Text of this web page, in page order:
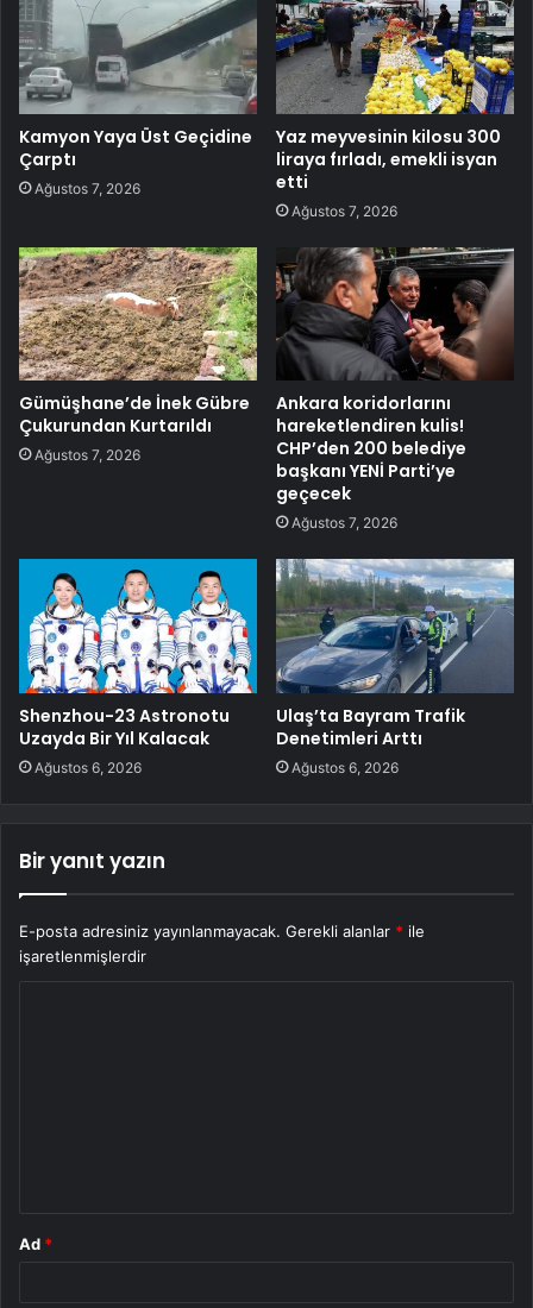
Kamyon Yaya Üst Geçidine
Çarptı
Ağustos 7, 2026
Yaz meyvesinin kilosu 300
liraya fırladı, emekli isyan
etti
Ağustos 7, 2026
Gümüşhane’de İnek Gübre
Çukurundan Kurtarıldı
Ağustos 7, 2026
Ankara koridorlarını
hareketlendiren kulis!
CHP’den 200 belediye
başkanı YENİ Parti’ye
geçecek
Ağustos 7, 2026
Shenzhou-23 Astronotu
Uzayda Bir Yıl Kalacak
Ağustos 6, 2026
Ulaş’ta Bayram Trafik
Denetimleri Arttı
Ağustos 6, 2026
Bir yanıt yazın
E-posta adresiniz yayınlanmayacak. Gerekli alanlar * ile
işaretlenmişlerdir
Ad *